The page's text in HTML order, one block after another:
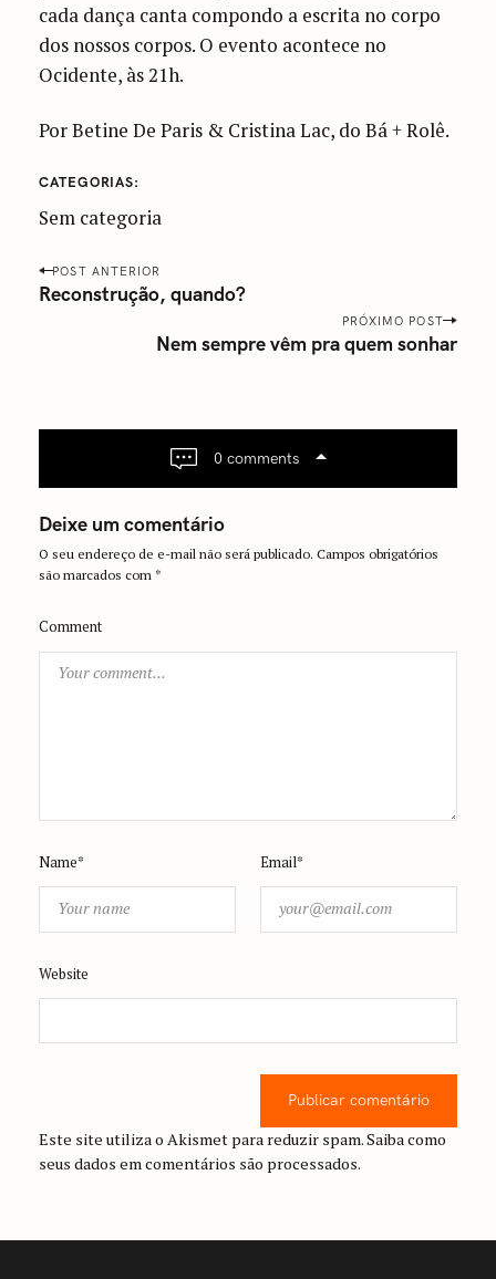
cada dança canta compondo a escrita no corpo
dos nossos corpos. O evento acontece no
Ocidente, às 21h.
Por Betine De Paris & Cristina Lac, do Bá + Rolê.
CATEGORIAS
Sem categoria
P
o
v
t
i
o
POST ANTERIOR
Reconstrução, quando?
PRÓXIMO POST
Nem sempre vêm pra quem sonhar
0 comments
Deixe um comentário
O seu endereço de e-mail não será publicado. Campos obrigatórios
são marcados com*
Comment
Name* Email*
Website
Publicar comentário
Este site utiliza o Akismet para reduzir spam.Saiba como
seus dados em comentários são processados.